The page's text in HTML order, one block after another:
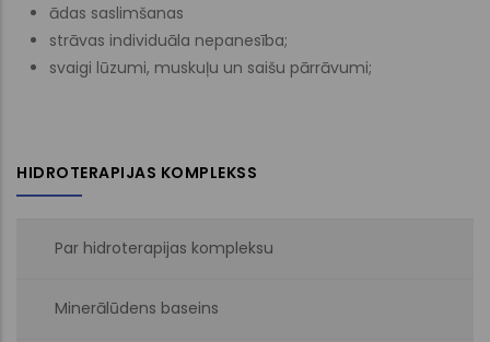
ādas saslimšanas
strāvas individuāla nepanesība;
svaigi lūzumi, muskuļu un saišu pārrāvumi;
HIDROTERAPIJAS KOMPLEKSS
Par hidroterapijas kompleksu
Minerālūdens baseins